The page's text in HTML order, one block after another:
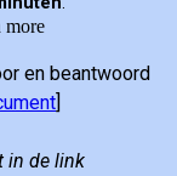
more
en beantwoord
in de link